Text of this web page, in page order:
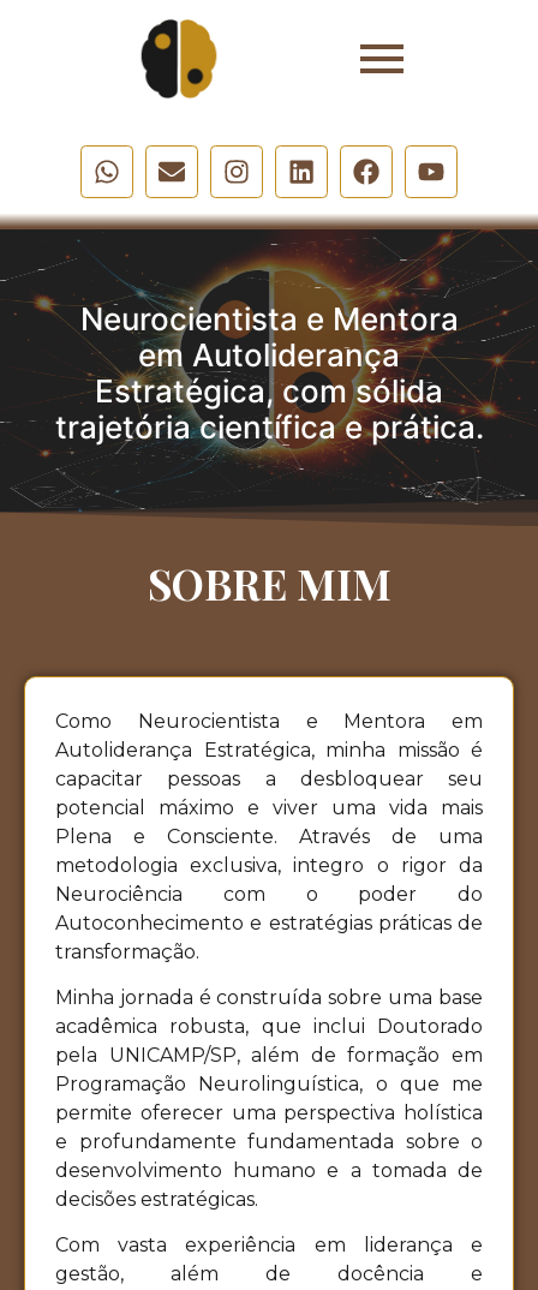
Neurocientista e Mentora
em Autoliderança
Estratégica, com sólida
trajetória científica e prática.
SOBRE MIM
Como Neurocientista e Mentora em
Autoliderança Estratégica, minha missão é
capacitar pessoas a desbloquear seu
potencial máximo e viver uma vida mais
Plena e Consciente. Através de uma
metodologia exclusiva, integro o rigor da
Neurociência com o poder do
Autoconhecimento e estratégias práticas de
transformação.
Minha jornada é construída sobre uma base
acadêmica robusta, que inclui Doutorado
pela UNICAMP/SP, além de formação em
Programação Neurolinguística, o que me
permite oferecer uma perspectiva holística
e profundamente fundamentada sobre o
desenvolvimento humano e a tomada de
decisões estratégicas.
Com vasta experiência em liderança e
gestão, além de docência e